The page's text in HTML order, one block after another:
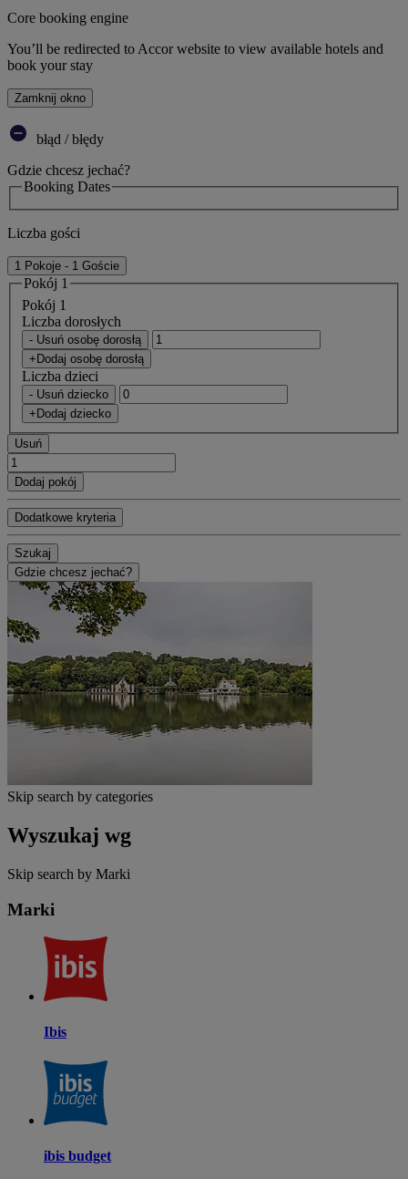
Core booking engine
You’ll be redirected to Accor website to view available hotels and
book your stay
Zamknij okno
błąd / błędy
Gdzie chcesz jechać?
Booking Dates
Liczba gości
1 Pokoje - 1 Goście
Pokój 1
Pokój 1
Liczba dorosłych
- Usuń osobę dorosłą
+Dodaj osobę dorosłą
Liczba dzieci
- Usuń dziecko
+Dodaj dziecko
Usuń
Dodaj pokój
Dodatkowe kryteria
Szukaj
Gdzie chcesz jechać?
Skip search by categories
Wyszukaj wg
Skip search by Marki
Marki
Ibis
ibis budget